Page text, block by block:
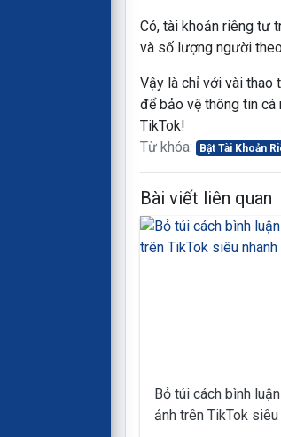
Có, tài khoản riêng tư
và số lượng người
Vậy là chỉ với vài thao
để bảo vệ thông tin cá
TikTok!
Từ khóa:
Bật Tài Khoản
Bài viết liên quan
Bỏ túi cách bình
ảnh trên TikTok siêu